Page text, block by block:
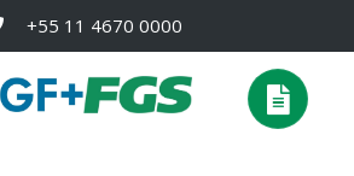
+55 11 4670 0000